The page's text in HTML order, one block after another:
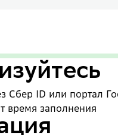
Сбер ID или портал
время заполнения